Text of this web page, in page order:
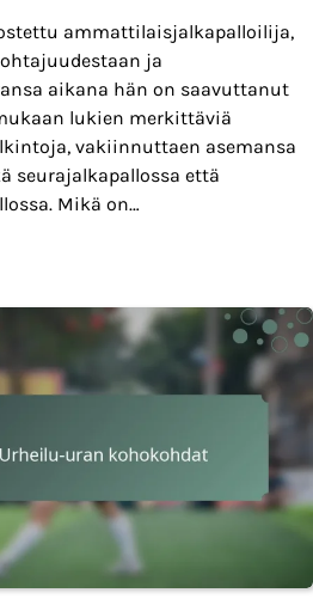
ammattilaisjalkapalloilija,
ja
aikana hän on saavuttanut
lukien merkittäviä
vakiinnuttaen asemansa
seurajalkapallossa että
Mikä on…